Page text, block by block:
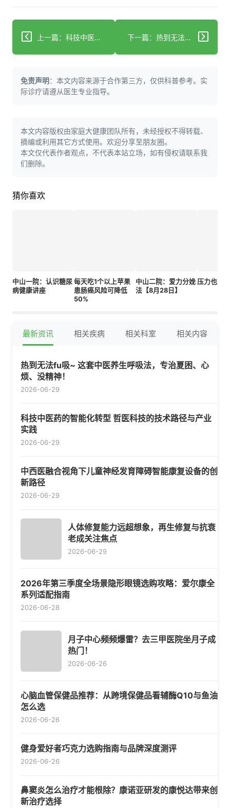
上一篇：科技中医药的智能化转型 哲医科技的技术路径与产业实践 下一篇：热到无法fu吸~ 这套中医养生呼吸法，专治夏困、心烦、没精神！
免责声明：本文内容来源于合作第三方，仅供科普参考。实
际诊疗请遵从医生专业指导。
本文内容版权由家庭大健康团队所有，未经授权不得转载、
摘编或利用其它方式使用。欢迎分享至朋友圈。
本文仅代表作者观点，不代表本站立场，如有侵权请联系我
们删除。
猜你喜欢
中山一院：认识糖尿
病健康讲座
每天吃1个以上苹果
患肠癌风险可降低
50%
中山二院：爱力分娩
法【8月28日】
压力也是
最新资讯 相关疾病 相关科室 相关内容
热到无法fu吸~ 这套中医养生呼吸法，专治夏困、心
烦、没精神！
2026-06-29
科技中医药的智能化转型 哲医科技的技术路径与产业
实践
2026-06-29
中西医融合视角下儿童神经发育障碍智能康复设备的创
新路径
2026-06-29
人体修复能力远超想象，再生修复与抗衰
老成关注焦点
2026-06-29
2026年第三季度全场景隐形眼镜选购攻略：爱尔康全
系列适配指南
2026-06-28
月子中心频频爆雷？去三甲医院坐月子成
热门！
2026-06-26
心脑血管保健品推荐：从跨境保健品看辅酶Q10与鱼油
怎么选
2026-06-26
健身爱好者巧克力选购指南与品牌深度测评
2026-06-26
鼻窦炎怎么治疗才能根除？康诺亚研发的康悦达带来创
新治疗选择